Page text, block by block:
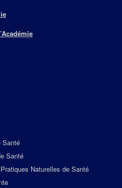
Santé
Santé
Naturelles de Santé